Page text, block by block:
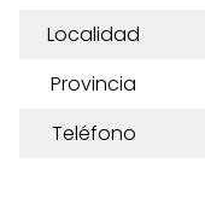
Localidad
Provincia
Teléfono